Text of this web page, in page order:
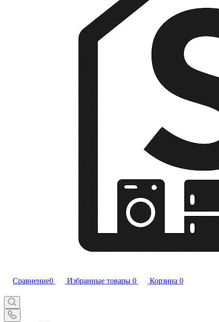
Сравнение0 Избранные товары 0 Корзина 0